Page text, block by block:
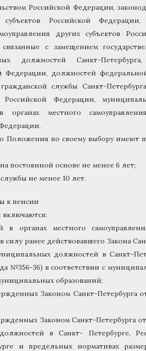
Российской Федерации,
субъектов Российской
других субъектов
с замещением
должностей Санкт-Петербурга,
Федерации, должностей
службы Санкт-
Федерации,
местного
Положения по своему выбору имеют
постоянной основе не менее 6 лет;
не менее 10 лет.
к пенсии
включаются:
органах местного
ранее действовавшего Закона
должностей в Санкт-
№356-36) в соответствии с
образований;
Законом Санкт-Петербурга
Законом Санкт-Петербурга
в Санкт- Петербурге,
и предельных нормативах